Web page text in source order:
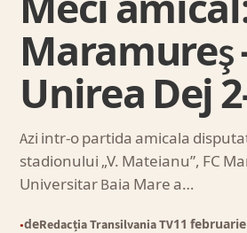
Maramureş
Unirea Dej
Azi intr-o partida amicala
stadionului „V. Mateianu”, FC
Universitar Baia Mare a…
●deRedacția Transilvania TV11